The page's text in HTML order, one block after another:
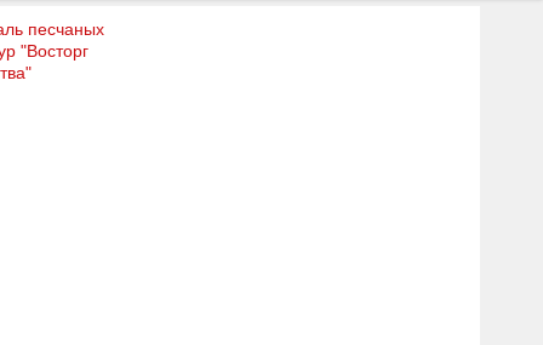
песчаных
"Восторг